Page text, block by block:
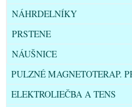
NÁHRDELNÍKY
PRSTENE
NÁUŠNICE
PULZNÉ MAGNETOTERAP.
ELEKTROLIEČBA A TENS